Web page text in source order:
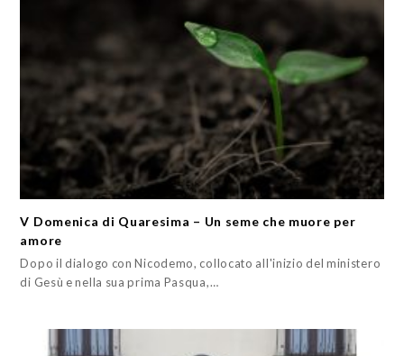
V Domenica di Quaresima – Un seme che muore per
amore
Dopo il dialogo con Nicodemo, collocato all'inizio del ministero
di Gesù e nella sua prima Pasqua,…